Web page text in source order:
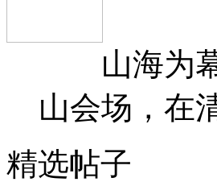
山海为幕
山会场，在
精选帖子